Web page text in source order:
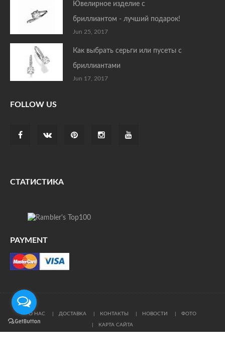
Ювелирное изделие с
бриллиантом - лучший подарок!
Jun 25, 2017
Как выбрать серьги или пусеты с
бриллиантами
Jun 17, 2017
FOLLOW US
СТАТИСТИКА
PAYMENT
О НАС ДОСТАВКА КОНТАКТЫ НОВОСТИ ФОТО
КАРТА САЙТА